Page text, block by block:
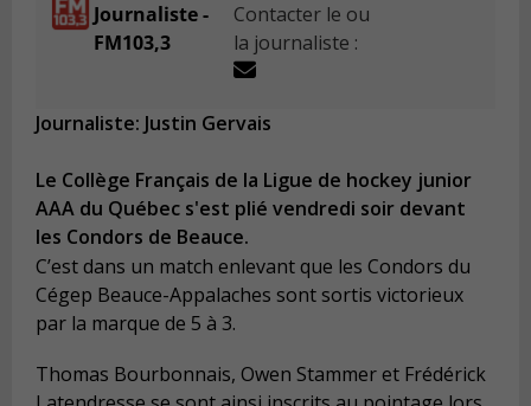
Journaliste -
FM103,3
Contacter le ou
la journaliste :
Journaliste: Justin Gervais
Le Collège Français de la Ligue de hockey junior
AAA du Québec s'est plié vendredi soir devant
les Condors de Beauce.
C’est dans un match enlevant que les Condors du
Cégep Beauce-Appalaches sont sortis victorieux
par la marque de 5 à 3.
Thomas Bourbonnais, Owen Stammer et Frédérick